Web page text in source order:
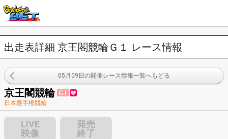
出走表詳細 京王閣競輪Ｇ１ レース情報
05月09日の開催レース情報一覧へもどる
京王閣競輪
日本選手権競輪
LIVE
映像
発売
終了